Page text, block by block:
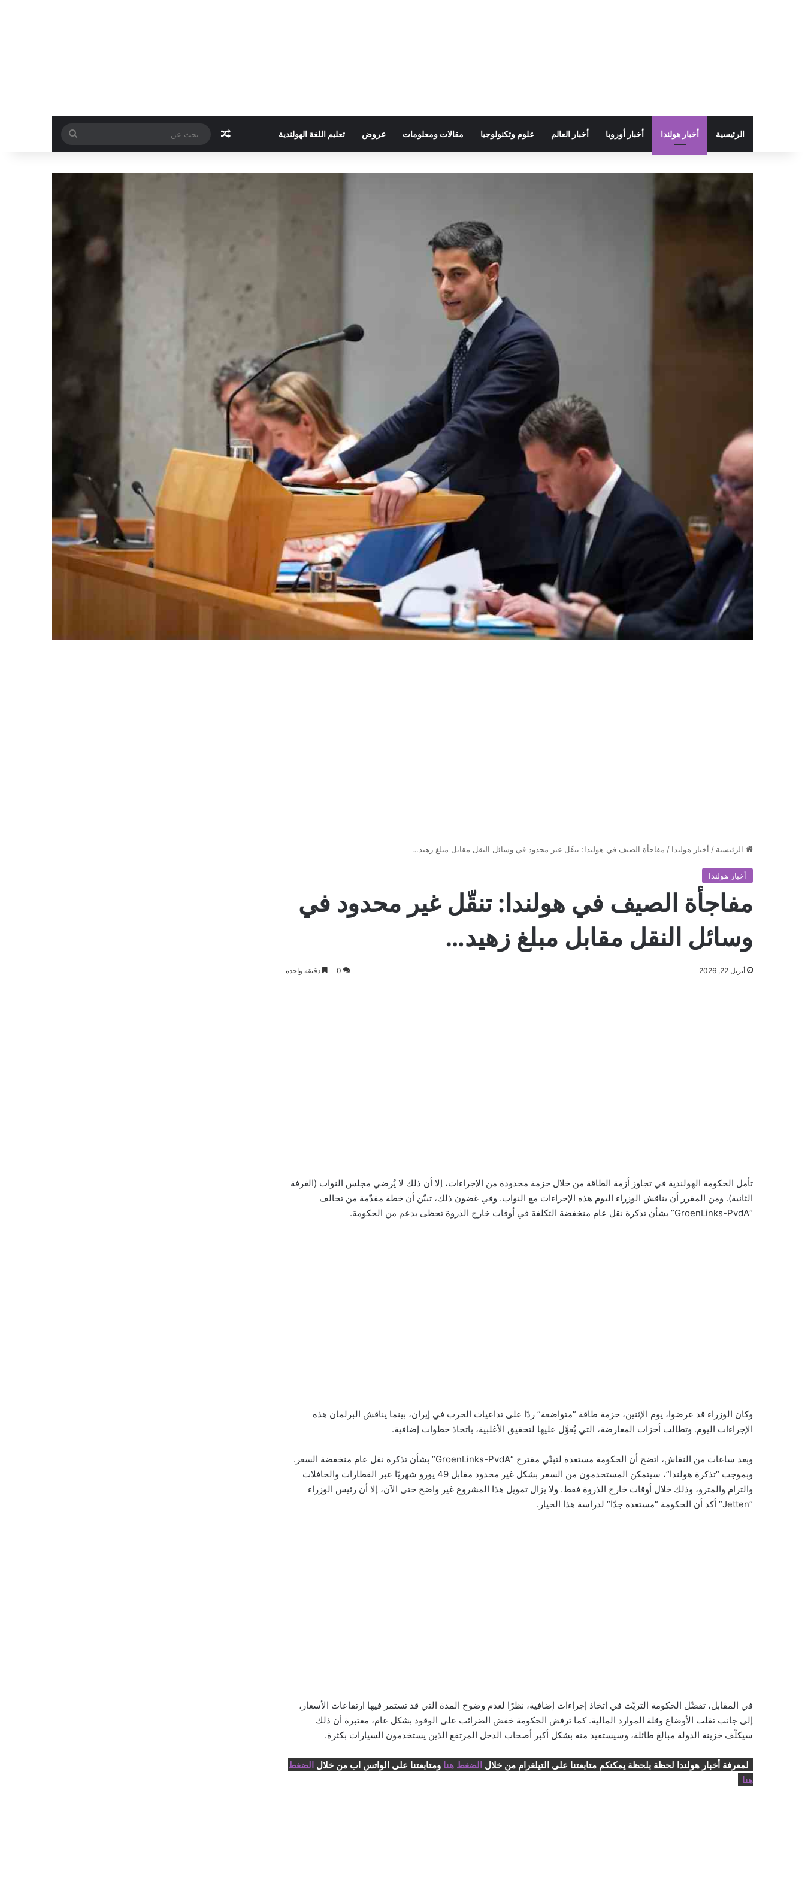
الرئيسية أخبار هولندا أخبار أوروبا أخبار العالم علوم وتكنولوجيا مقالات ومعلومات عروض تعليم اللغة الهولندية مقال عشوائي
بحث
عن
الرئيسية / أخبار هولندا / مفاجأة الصيف في هولندا: تنقّل غير محدود في وسائل النقل مقابل مبلغ زهيد…
أخبار هولندا
مفاجأة الصيف في هولندا: تنقّل غير محدود في
وسائل النقل مقابل مبلغ زهيد…
أبريل 22, 2026 0 دقيقة واحدة
تأمل الحكومة الهولندية في تجاوز أزمة الطاقة من خلال حزمة محدودة من الإجراءات، إلا أن ذلك لا يُرضي مجلس النواب (الغرفة
الثانية). ومن المقرر أن يناقش الوزراء اليوم هذه الإجراءات مع النواب. وفي غضون ذلك، تبيّن أن خطة مقدّمة من تحالف
“GroenLinks-PvdA” بشأن تذكرة نقل عام منخفضة التكلفة في أوقات خارج الذروة تحظى بدعم من الحكومة.
وكان الوزراء قد عرضوا، يوم الإثنين، حزمة طاقة “متواضعة” ردًا على تداعيات الحرب في إيران، بينما يناقش البرلمان هذه
الإجراءات اليوم. وتطالب أحزاب المعارضة، التي يُعوَّل عليها لتحقيق الأغلبية، باتخاذ خطوات إضافية.
وبعد ساعات من النقاش، اتضح أن الحكومة مستعدة لتبنّي مقترح “GroenLinks-PvdA” بشأن تذكرة نقل عام منخفضة السعر.
وبموجب “تذكرة هولندا”، سيتمكن المستخدمون من السفر بشكل غير محدود مقابل 49 يورو شهريًا عبر القطارات والحافلات
والترام والمترو، وذلك خلال أوقات خارج الذروة فقط. ولا يزال تمويل هذا المشروع غير واضح حتى الآن، إلا أن رئيس الوزراء
“Jetten” أكد أن الحكومة “مستعدة جدًا” لدراسة هذا الخيار.
في المقابل، تفضّل الحكومة التريّث في اتخاذ إجراءات إضافية، نظرًا لعدم وضوح المدة التي قد تستمر فيها ارتفاعات الأسعار،
إلى جانب تقلب الأوضاع وقلة الموارد المالية. كما ترفض الحكومة خفض الضرائب على الوقود بشكل عام، معتبرة أن ذلك
سيكلّف خزينة الدولة مبالغ طائلة، وسيستفيد منه بشكل أكبر أصحاب الدخل المرتفع الذين يستخدمون السيارات بكثرة.
لمعرفة أخبار هولندا لحظة بلحظة يمكنكم متابعتنا على التيلغرام من خلالالضغط هنا ومتابعتنا على الواتس اب من خلالالضغط
هنا